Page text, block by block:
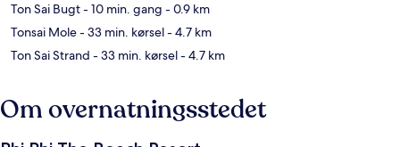
Ton Sai Bugt- 10 min. gang - 0.9 km
Tonsai Mole- 33 min. kørsel- 4.7 km
Ton Sai Strand - 33 min. kørsel- 4.7 km
Om overnatningsstedet